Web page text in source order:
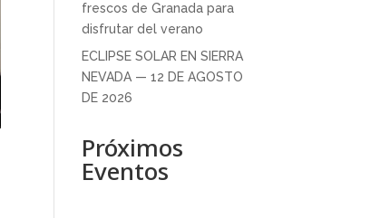
frescos de Granada para
disfrutar del verano
ECLIPSE SOLAR EN SIERRA
NEVADA — 12 DE AGOSTO
DE 2026
Próximos
Eventos